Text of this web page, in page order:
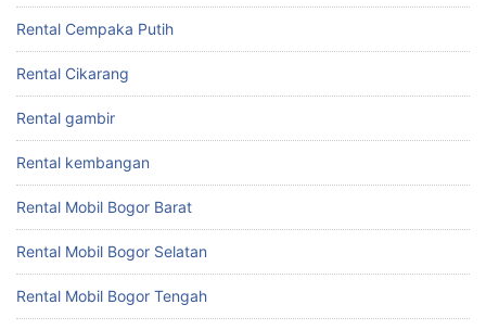
Rental Cempaka Putih
Rental Cikarang
Rental gambir
Rental kembangan
Rental Mobil Bogor Barat
Rental Mobil Bogor Selatan
Rental Mobil Bogor Tengah